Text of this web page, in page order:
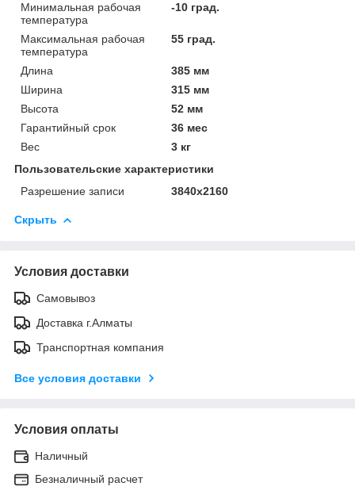
Минимальная рабочая
температура
-10 град.
Максимальная рабочая
температура
55 град.
Длина
385 мм
Ширина
315 мм
Высота
52 мм
Гарантийный срок
36 мес
Вес
3 кг
Пользовательские характеристики
Разрешение записи
3840x2160
Скрыть
Условия доставки
Самовывоз
Доставка г.Алматы
Транспортная компания
Все условия доставки
Условия оплаты
Наличный
Безналичный расчет